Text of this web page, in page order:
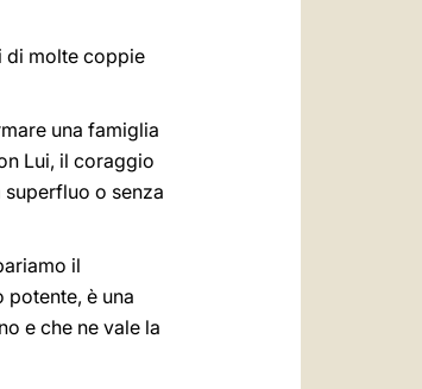
di molte coppie
una famiglia
Lui, il coraggio
o senza
il
potente, è una
e che ne vale la